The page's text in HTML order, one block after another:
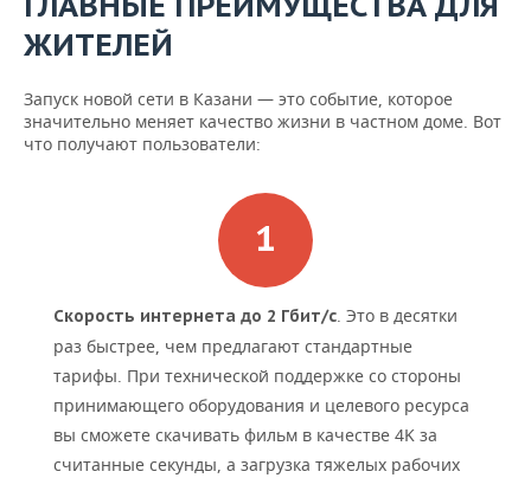
ЖИТЕЛЕЙ
Запуск новой сети в Казани — это событие, которое
значительно меняет качество жизни в частном доме. Вот
что получают пользователи:
Скорость интернета до 2 Гбит/с. Это в десятки
раз быстрее, чем предлагают стандартные
тарифы. При технической поддержке со стороны
принимающего оборудования и целевого ресурса
вы сможете скачивать фильм в качестве 4K за
считанные секунды, а загрузка тяжелых рабочих